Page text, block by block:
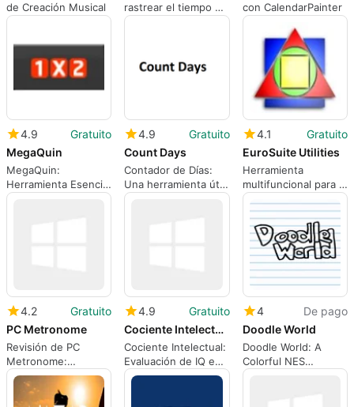
de Creación Musical
rastrear el tiempo de
actividad del PC
con CalendarPainter
4.9
Gratuito
MegaQuin
MegaQuin:
Herramienta Esencial
para Apuestas de
4.9
Gratuito
Count Days
Contador de Días:
Una herramienta útil
y sencilla
4.1
Gratuito
EuroSuite Utilities
Herramienta
multifuncional para la
vida diaria
4.2
Gratuito
PC Metronome
Revisión de PC
Metronome:
Metronomo Digital
Completo
4.9
Gratuito
Cociente Intelectual
Cociente Intelectual:
Evaluación de IQ en
Windows
4
De pago
Doodle World
Doodle World: A
Colorful NES
Adventure